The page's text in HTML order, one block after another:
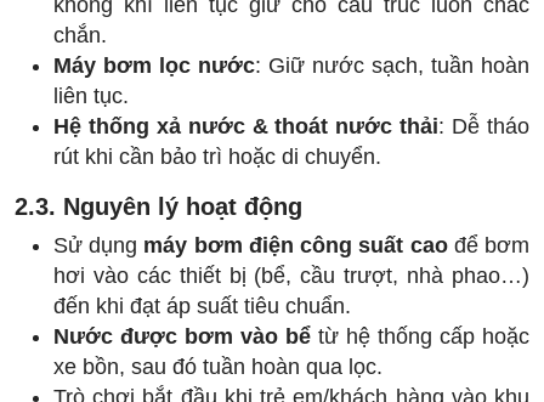
chắn.
Máy bơm lọc nước: Giữ nước sạch, tuần hoàn
liên tục.
Hệ thống xả nước & thoát nước thải: Dễ tháo
rút khi cần bảo trì hoặc di chuyển.
2.3. Nguyên lý hoạt động
Sử dụng máy bơm điện công suất caođể bơm
hơi vào các thiết bị (bể, cầu trượt, nhà phao…)
đến khi đạt áp suất tiêu chuẩn.
Nước được bơm vào bể từ hệ thống cấp hoặc
xe bồn, sau đó tuần hoàn qua lọc.
Trò chơi bắt đầu khi trẻ em/khách hàng vào khu